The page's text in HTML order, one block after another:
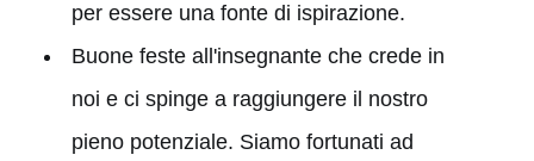
per essere una fonte di ispirazione.
Buone feste all'insegnante che crede in
noi e ci spinge a raggiungere il nostro
pieno potenziale. Siamo fortunati ad